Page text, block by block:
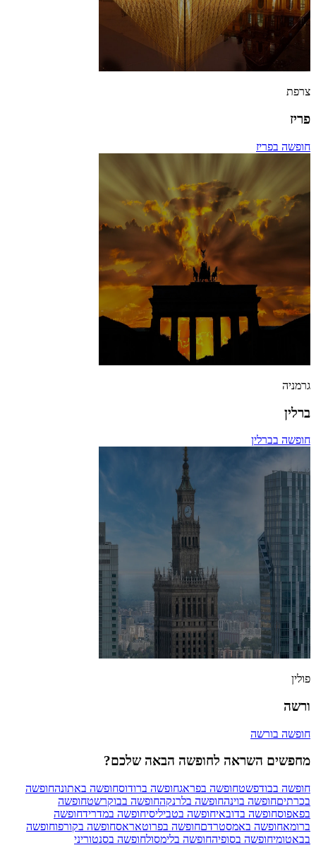
צרפת
פריז
חופשה בפריז
גרמניה
ברלין
חופשה בברלין
פולין
ורשה
חופשה בורשה
מחפשים השראה לחופשה הבאה שלכם?
חופשה בבודפשטחופשה בפראגחופשה ברודוסחופשה באתונהחופשה
בכרתיםחופשה בוינהחופשה בלרנקהחופשה בבוקרשטחופשה
בפאפוסחופשה בדובאיחופשה בטביליסיחופשה במדרידחופשה
ברומאחופשה באמסטרדםחופשה בפרוטאראסחופשה בקורפוחופשה
בבאטומיחופשה בסופיהחופשה בלימסולחופשה בסנטוריני